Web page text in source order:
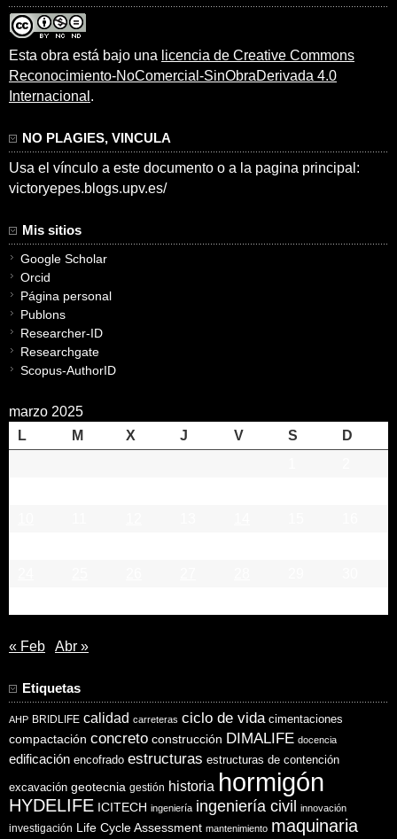
Esta obra está bajo una licencia de Creative Commons
Reconocimiento-NoComercial-SinObraDerivada 4.0
Internacional .
NO PLAGIES, VINCULA
Usa el vínculo a este documento o a la pagina principal:
victoryepes.blogs.upv.es/
Mis sitios
Google Scholar
Orcid
Página personal
Publons
Researcher-ID
Researchgate
Scopus-AuthorID
marzo 2025
L
M X J V S
D
« Feb Abr »
Etiquetas
AHP BRIDLIFE calidad carreteras ciclo de vida cimentaciones
compactación concreto construcción DIMALIFE docencia
edificación encofrado estructuras estructuras de contención
excavación geotecnia gestión historia hormigón
HYDELIFE ICITECH ingeniería ingeniería civil innovación
investigación Life Cycle Assessment mantenimiento maquinaria